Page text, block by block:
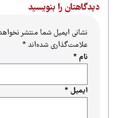
را بنویسید
نشانی ایمیل شما منتشر نخواهد شد.
علامت‌گذاری شده‌اند*
ایمیل*